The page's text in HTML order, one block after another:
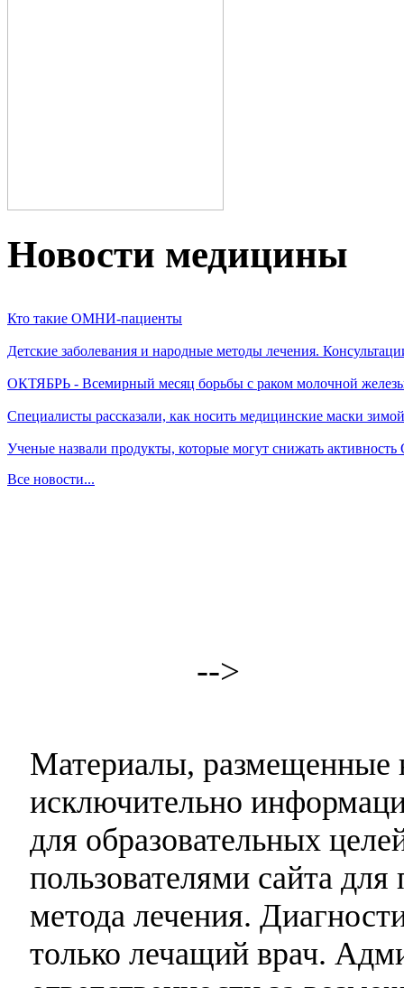
Новости медицины
Кто такие ОМНИ-пациенты
Детские заболевания и народные методы лечения.
ОКТЯБРЬ - Всемирный месяц борьбы с раком молочной
Специалисты рассказали, как носить медицинские маски зимой
Ученые назвали продукты, которые могут снижать
Все новости...
-->
Материалы, размещенные
исключительно
для образовательных
пользователями сайта
метода лечения.
только лечащий врач.